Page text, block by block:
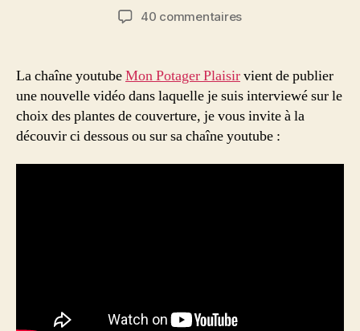
de
40 commentairessur
critères
pour
choisir
La chaîne youtubeMon Potager Plaisirvient de publier
une nouvelle vidéo dans laquelle je suis interviewé sur le
choix des plantes de couverture, je vous invite à la
découvir ci dessous ou sur sa chaîne youtube :